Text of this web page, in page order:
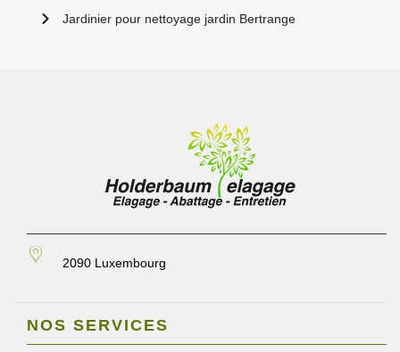
Jardinier pour nettoyage jardin Bertrange
2090 Luxembourg
NOS SERVICES